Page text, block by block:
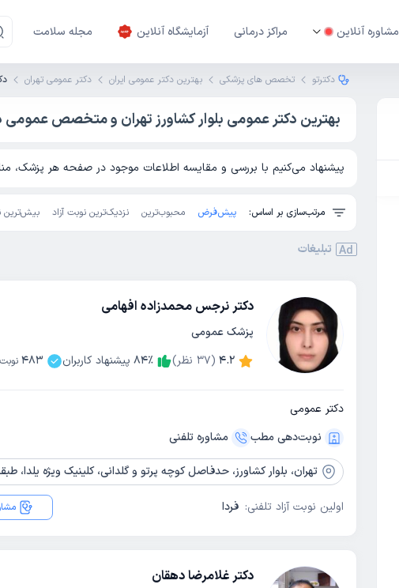
مشاوره آنلاین مراکز درمانی آزمایشگاه آنلاین مجله سلامت
دکترتو تخصص های پزشکی بهترین دکتر عمومی ایران دکتر عمومی تهران
بهترین دکتر عمومی بلوار کشاورز تهران و متخصص عمومی
پیشنهاد می‌کنیم با بررسی و مقایسه اطلاعات موجود در صفحه هر پزشک،
مرتب‌سازی بر اساس: پیش‌فرض محبوب‌ترین نزدیک‌ترین نوبت آزاد بیش‌ترین
دکتر نرجس محمدزاده افهامی
پزشک عمومی
4.2
(
37 نظر) 84٪ پیشنهاد کاربران 483
دکتر عمومی
نوبت‌دهی مطب
مشاوره‌ تلفنی
تهران، بلوار کشاورز، حدفاصل کوچه پرتو و گلدانی، کلینیک ویژه یلدا،
اولین نوبت آزاد تلفنی: فردا
دکتر غلامرضا دهقان
Ad تبلیغات